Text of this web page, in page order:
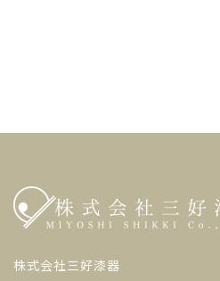
株式会社三好漆器